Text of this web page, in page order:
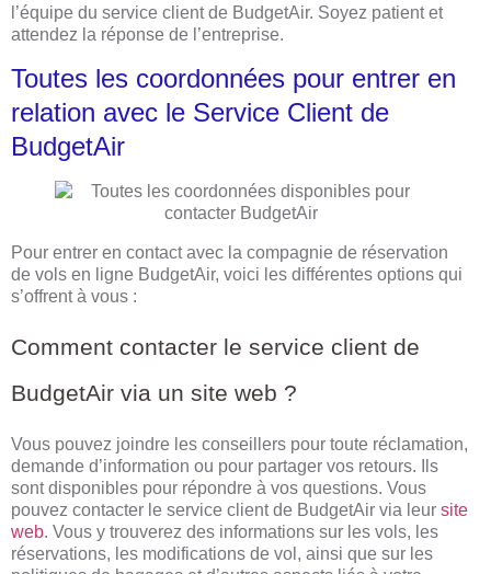
l’équipe du service client de BudgetAir. Soyez patient et
attendez la réponse de l’entreprise.
Toutes les coordonnées pour entrer en
relation avec le Service Client de
BudgetAir
Pour entrer en contact avec la compagnie de réservation
de vols en ligne BudgetAir, voici les différentes options qui
s’offrent à vous :
Comment contacter le service client de
BudgetAir via un site web ?
Vous pouvez joindre les conseillers pour toute réclamation,
demande d’information ou pour partager vos retours. Ils
sont disponibles pour répondre à vos questions. Vous
pouvez contacter le service client de BudgetAir via leur site
web. Vous y trouverez des informations sur les vols, les
réservations, les modifications de vol, ainsi que sur les